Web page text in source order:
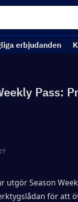
erbjudanden
Pass:
utgör Season
för att